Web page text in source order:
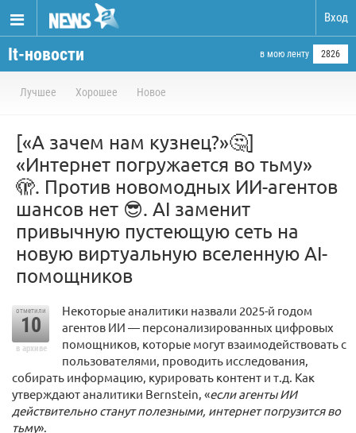
Вход
It-новости в мою ленту 2826
Лучшее Хорошее Новое
[«А зачем нам кузнец?»🤔]
«Интернет погружается во тьму»
🫣. Против новомодных ИИ-агентов
шансов нет 😎. AI заменит
привычную пустеющую сеть на
новую виртуальную вселенную AI-
помощников
отметили
10
в архиве
Некоторые аналитики назвали 2025-й годом
агентов ИИ — персонализированных цифровых
помощников, которые могут взаимодействовать с
пользователями, проводить исследования,
собирать информацию, курировать контент и т.д. Как
утверждают аналитики Bernstein, «если агенты ИИ
действительно станут полезными, интернет погрузится во
тьму».